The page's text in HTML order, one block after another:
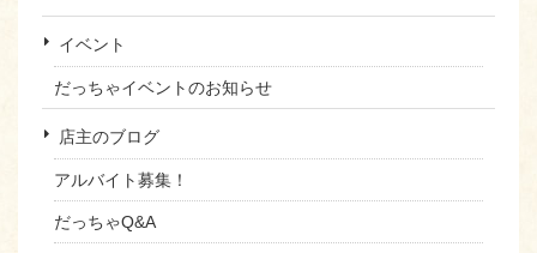
イベント
だっちゃイベントのお知らせ
店主のブログ
アルバイト募集！
だっちゃQ&A